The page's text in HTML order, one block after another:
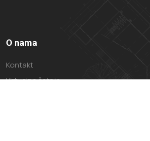
O nama
Kontakt
Virtualna šetnja